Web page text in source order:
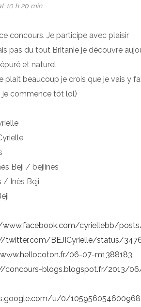
10 h 20 min
concours. Je participe avec plaisir
pas du tout Britanie je découvre
et naturel
plait beaucoup je crois que je vais y
je commence tôt lol)
Beji / bejiines
/ Inès Beji
cyriellebb/
twitter.com/BEJICyrielle/status/
06-07-m1388183
concours-blogs.blogspot.fr/2013/
u/0/